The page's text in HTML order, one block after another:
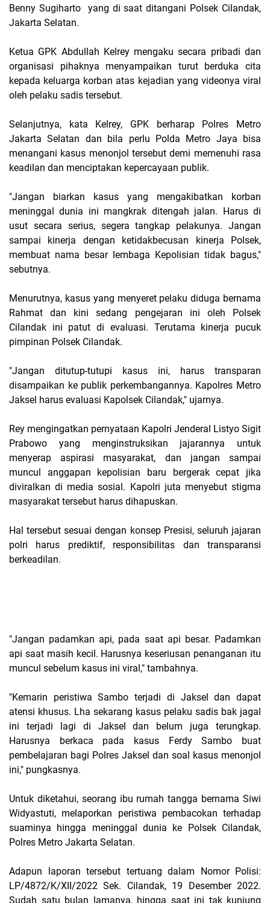
Benny Sugiharto yang di saat ditangani Polsek Cilandak,
Jakarta Selatan.
Ketua GPK Abdullah Kelrey mengaku secara pribadi dan
organisasi pihaknya menyampaikan turut berduka cita
kepada keluarga korban atas kejadian yang videonya viral
oleh pelaku sadis tersebut.
Selanjutnya, kata Kelrey, GPK berharap Polres Metro
Jakarta Selatan dan bila perlu Polda Metro Jaya bisa
menangani kasus menonjol tersebut demi memenuhi rasa
keadilan dan menciptakan kepercayaan publik.
"Jangan biarkan kasus yang mengakibatkan korban
meninggal dunia ini mangkrak ditengah jalan. Harus di
usut secara serius, segera tangkap pelakunya. Jangan
sampai kinerja dengan ketidakbecusan kinerja Polsek,
membuat nama besar lembaga Kepolisian tidak bagus,"
sebutnya.
Menurutnya, kasus yang menyeret pelaku diduga bernama
Rahmat dan kini sedang pengejaran ini oleh Polsek
Cilandak ini patut di evaluasi. Terutama kinerja pucuk
pimpinan Polsek Cilandak.
"Jangan ditutup-tutupi kasus ini, harus transparan
disampaikan ke publik perkembangannya. Kapolres Metro
Jaksel harus evaluasi Kapolsek Cilandak," ujarnya.
Rey mengingatkan pernyataan Kapolri Jenderal Listyo Sigit
Prabowo yang menginstruksikan jajarannya untuk
menyerap aspirasi masyarakat, dan jangan sampai
muncul anggapan kepolisian baru bergerak cepat jika
diviralkan di media sosial. Kapolri juta menyebut stigma
masyarakat tersebut harus dihapuskan.
Hal tersebut sesuai dengan konsep Presisi, seluruh jajaran
polri harus prediktif, responsibilitas dan transparansi
berkeadilan.
"Jangan padamkan api, pada saat api besar. Padamkan
api saat masih kecil. Harusnya keseriusan penanganan itu
muncul sebelum kasus ini viral," tambahnya.
"Kemarin peristiwa Sambo terjadi di Jaksel dan dapat
atensi khusus. Lha sekarang kasus pelaku sadis bak jagal
ini terjadi lagi di Jaksel dan belum juga terungkap.
Harusnya berkaca pada kasus Ferdy Sambo buat
pembelajaran bagi Polres Jaksel dan soal kasus menonjol
ini," pungkasnya.
Untuk diketahui, seorang ibu rumah tangga bernama Siwi
Widyastuti, melaporkan peristiwa pembacokan terhadap
suaminya hingga meninggal dunia ke Polsek Cilandak,
Polres Metro Jakarta Selatan.
Adapun laporan tersebut tertuang dalam Nomor Polisi:
LP/4872/K/XII/2022 Sek. Cilandak, 19 Desember 2022.
Sudah satu bulan lamanya, hingga saat ini tak kunjung